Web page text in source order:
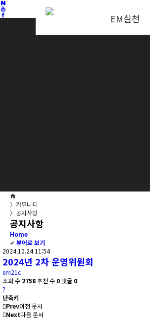
EM실천
〉 커뮤니티
〉 공지사항
공지사항
Home
✔ 뷰어로 보기
2024.10.24 11:54
2024년 2차 운영위원회
em21c
조회 수 2758추천 수 0 댓글 0
?
단축키
Prev이전 문서
Next다음 문서